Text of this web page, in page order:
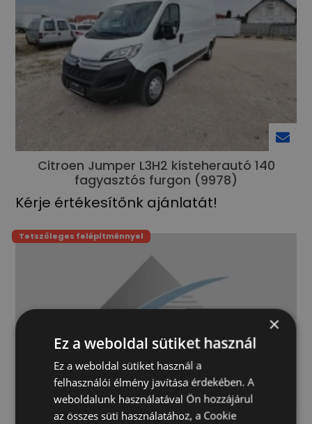
Citroen Jumper L3H2 kisteherautó 140
fagyasztós furgon (9978)
Kérje értékesítőnk ajánlatát!
Tetszőleges felépítménnyel
×
Ez a weboldal sütiket használ
Ez a weboldal sütiket használ a
felhasználói élmény javítása érdekében. A
weboldalunk használatával Ön hozzájárul
az összes süti használatához, a Cookie